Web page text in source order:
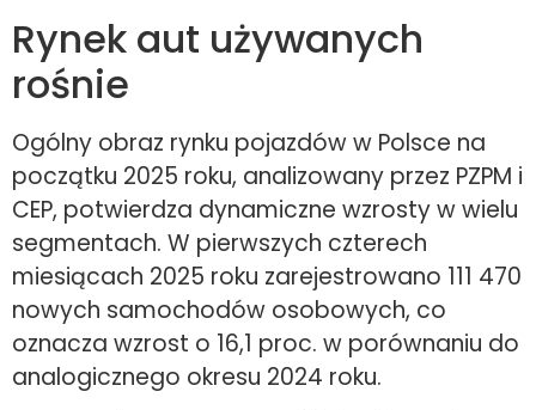
Rynek aut używanych
rośnie
Ogólny obraz rynku pojazdów w Polsce na
początku 2025 roku, analizowany przez PZPM i
CEP, potwierdza dynamiczne wzrosty w wielu
segmentach. W pierwszych czterech
miesiącach 2025 roku zarejestrowano 111 470
nowych samochodów osobowych, co
oznacza wzrost o 16,1 proc. w porównaniu do
analogicznego okresu 2024 roku.